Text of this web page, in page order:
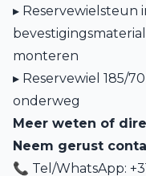
▸ Reservewielsteun
monteren
▸ Reservewiel 185/
onderweg
Meer weten of
Neem gerust
📞 Tel/WhatsApp: